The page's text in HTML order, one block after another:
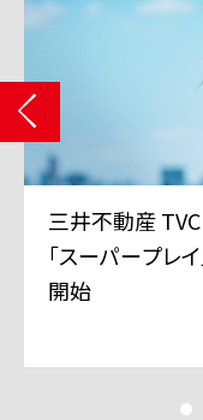
三井不動産
「スーパープレ
開始